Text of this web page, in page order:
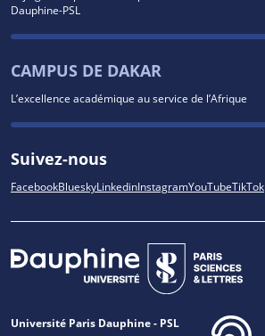
Dauphine-PSL
CAMPUS DE DAKAR
L’excellence académique au service de l’Afrique
Suivez-nous
FacebookBlueskyLinkedinInstagramYouTubeTikTok
Université Paris Dauphine - PSL